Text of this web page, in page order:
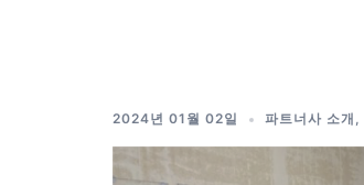
2024년 01월 02일 파트너사 소개 ,